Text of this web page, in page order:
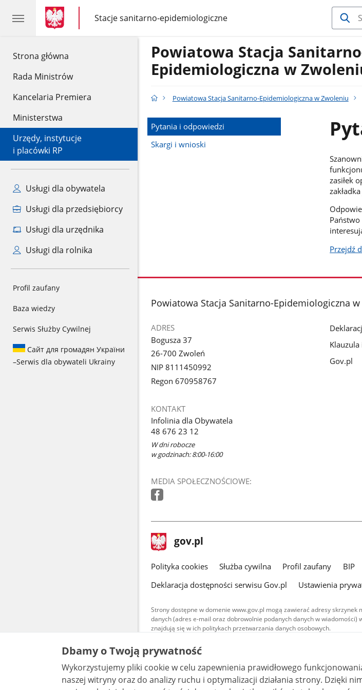
Strona główna
Rada Ministrów
Kancelaria Premiera
Ministerstwa
Urzędy, instytucje
i placówki RP
Usługi dla obywatela
Usługi dla przedsiębiorcy
Usługi dla urzędnika
Usługi dla rolnika
Profil zaufany
Baza wiedzy
Serwis Służby Cywilnej
Сайт для громадян України
–Serwis dla obywateli Ukrainy
gov.pl
gov.pl
Stacje sanitarno-epidemiologiczne
gov.pl
Stacje
sanitarno-
epidemiologiczne
Powiatowa Stacja
Epidemiologiczna w
Powiatowa Stacja Sanitarno-Epidemiologiczna w Zwoleniu
Pytania i odpowiedzi
Skargi i wnioski
zasiłek
Przejdź
stopka
Powiatowa Stacja Sanitarno-Epidemiologiczna
ADRES
Bogusza 37
26-700 Zwoleń
NIP 8111450992
Regon 670958767
KONTAKT
Infolinia dla Obywatela
48 676 23 12
W dni robocze
w godzinach: 8:00-16:00
MEDIA SPOŁECZNOŚCIOWE:
Gov.pl
stopka
gov.pl Strona
gov.pl
gov.pl
Polityka cookies Służba cywilna Profil zaufany BIP
Deklaracja dostępności serwisu Gov.pl
Ustawienia
Strony dostępne w domenie www.gov.pl mogą zawierać adresy
danych (adres e-mail oraz dobrowolnie podanych danych w wiadomości)
znajdują się w ich politykach przetwarzania danych osobowych.
Treści tekstowe publikowane w serwisie (z wyłączeniem
udostępniane na licencji typu Creative Commons: uznanie
warunkach 4.0 (CC BY-SA 4.0). Materiały audiowizualne, w
są udostępniane na licencji typu Creative Commons:
bez utworów zależnych 4.0 (CC BY-NC-ND 4.0), o ile nie jest
Dbamy o Twoją prywatność
Wykorzystujemy pliki cookie w celu zapewnienia prawidłowego
naszej witryny oraz do analizy ruchu i optymalizacji działania strony. Dzięki nim